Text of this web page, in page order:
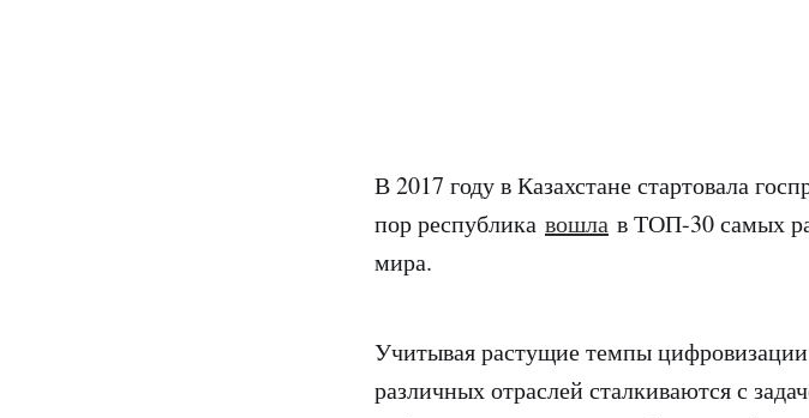
В 2017 году в Казахстане стартовала
пор республика вошла в ТОП-30 самых
мира.
Учитывая растущие темпы
различных отраслей сталкиваются с